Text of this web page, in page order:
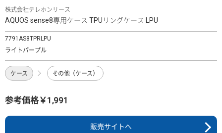
株式会社テレホンリース
AQUOS sense8専用ケース TPUリングケース LPU
7791AS8TPRLPU
ライトパープル
ケース その他（ケース）
参考価格￥1,991
販売サイトへ